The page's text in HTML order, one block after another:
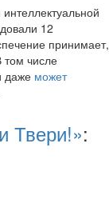
12
принимает,
том числе
даже может
Твери!»: